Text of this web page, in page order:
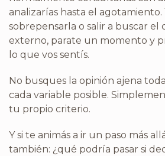
analizarías hasta el agotamiento.
sobrepensarla o salir a buscar el
externo, parate un momento y
lo que vos sentís.
No busques la opinión ajena
cada variable posible.
tu propio criterio.
Y si te animás a ir un paso más
también: ¿qué podría pasar si